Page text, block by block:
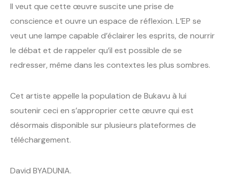
Il veut que cette œuvre suscite une prise de
conscience et ouvre un espace de réflexion. L’EP se
veut une lampe capable d’éclairer les esprits, de nourrir
le débat et de rappeler qu’il est possible de se
redresser, même dans les contextes les plus sombres.
Cet artiste appelle la population de Bukavu à lui
soutenir ceci en s’approprier cette œuvre qui est
désormais disponible sur plusieurs plateformes de
téléchargement.
David BYADUNIA.